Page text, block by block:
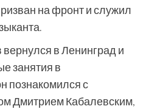
на фронт и служил
в Ленинград и
занятия в
познакомился с
Дмитрием Кабалевским,